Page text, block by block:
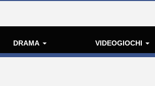
DRAMA VIDEOGIOCHI